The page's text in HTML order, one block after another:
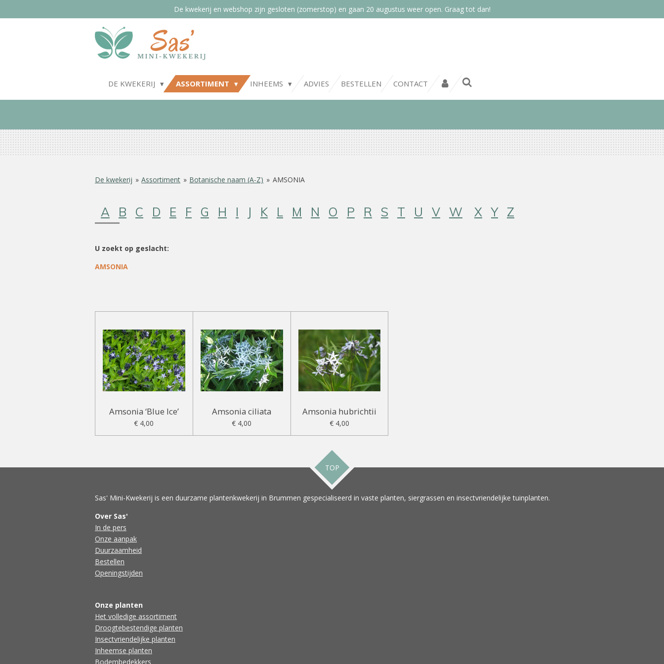
De kwekerij en webshop zijn gesloten (zomerstop) en gaan 20 augustus weer open. Graag tot dan!
DE KWEKERIJ ASSORTIMENT INHEEMS ADVIES BESTELLEN CONTACT
De kwekerij » Assortiment » Botanische naam (A-Z) » AMSONIA
A B C D E F G H I J K L M N O P R S T U V W X Y Z
U zoekt op geslacht:
AMSONIA
Amsonia ‘Blue Ice’
€ 4,00
Amsonia ciliata
€ 4,00
Amsonia hubrichtii
€ 4,00
TOP
Sas' Mini-Kwekerij is een duurzame plantenkwekerij in Brummen gespecialiseerd in vaste planten, siergrassen en insectvriendelijke tuinplanten.
Over Sas'
In de pers
Onze aanpak
Duurzaamheid
Bestellen
Openingstijden
Onze planten
Het volledige assortiment
Droogtebestendige planten
Insectvriendelijke planten
Inheemse planten
Bodembedekkers